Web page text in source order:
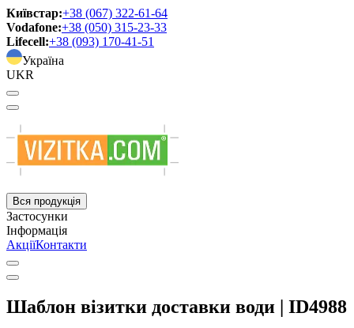
Київстар:+38 (067) 322-61-64
Vodafone:+38 (050) 315-23-33
Lifecell:+38 (093) 170-41-51
Україна
UKR
Вся продукція
Застосунки
Інформація
АкціїКонтакти
Шаблон візитки доставки води | ID4988